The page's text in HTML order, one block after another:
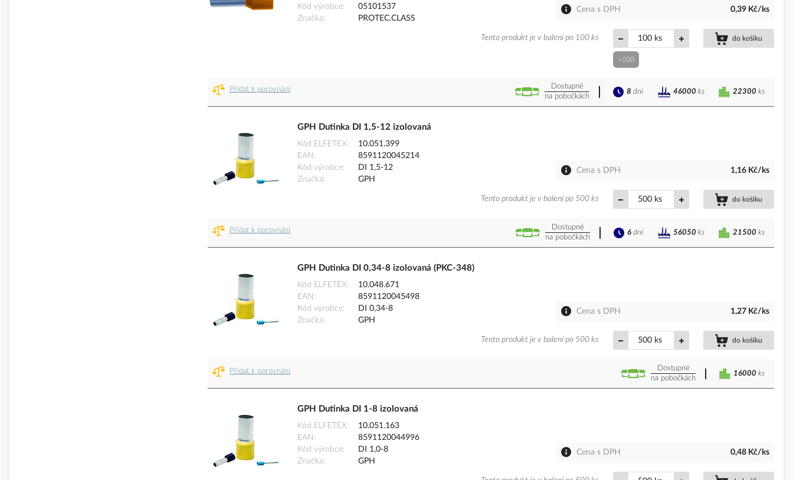
Kód výrobce
05101537
Značka
PROTEC.CLASS
Cena s DPH 0,39 Kč/ks
ks do košíku
+100
Tento produkt je v balení po 100 ks
Přidat k porovnání
Dostupné
na pobočkách
22300 ks
8 dní 46000 ks
GPH Dutinka DI 1,5-12 izolovaná
Kód ELFETEX
10.051.399
EAN
8591120045214
Kód výrobce
DI 1,5-12
Značka
GPH
Cena s DPH 1,16 Kč/ks
ks do košíku
Tento produkt je v balení po 500 ks
Přidat k porovnání
Dostupné
na pobočkách
21500 ks
6 dní 56050 ks
GPH Dutinka DI 0,34-8 izolovaná (PKC-348)
Kód ELFETEX
10.048.671
EAN
8591120045498
Kód výrobce
DI 0,34-8
Značka
GPH
Cena s DPH 1,27 Kč/ks
ks do košíku
Tento produkt je v balení po 500 ks
Přidat k porovnání
Dostupné
na pobočkách
16000 ks
GPH Dutinka DI 1-8 izolovaná
Kód ELFETEX
10.051.163
EAN
8591120044996
Kód výrobce
DI 1,0-8
Značka
GPH
Cena s DPH 0,48 Kč/ks